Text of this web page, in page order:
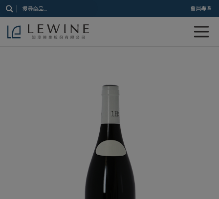
會員專區